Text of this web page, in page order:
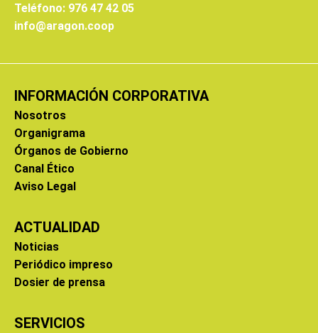
Teléfono: 976 47 42 05
info@aragon.coop
INFORMACIÓN CORPORATIVA
Nosotros
Organigrama
Órganos de Gobierno
Canal Ético
Aviso Legal
ACTUALIDAD
Noticias
Periódico impreso
Dosier de prensa
SERVICIOS